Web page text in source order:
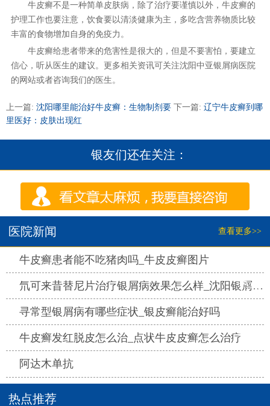
牛皮癣不是一种简单皮肤病，除了治疗要谨慎以外，牛皮癣的
护理工作也要注意，饮食要以清淡健康为主，多吃含营养物质比较
丰富的食物增加自身的免疫力。
牛皮癣给患者带来的危害性是很大的，但是不要害怕，要建立
信心，听从医生的建议。更多相关资讯可关注沈阳中亚银屑病医院
的网站或者咨询我们的医生。
上一篇: 沈阳哪里能治好牛皮癣：生物制剂要 下一篇: 辽宁牛皮癣到哪
里医好：皮肤出现红
银友们还在关注：
医院新闻 查看更多>>
牛皮癣患者能不吃猪肉吗_牛皮皮癣图片
氘可来昔替尼片治疗银屑病效果怎么样_沈阳银屑病医院哪家好
热点
寻常型银屑病有哪些症状_银皮癣能治好吗
牛皮癣发红脱皮怎么治_点状牛皮皮癣怎么治疗热点
阿达木单抗
热点推荐